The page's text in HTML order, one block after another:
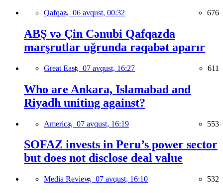
Qafqaz, 06 avqust, 00:32 676
ABŞ və Çin Cənubi Qafqazda
marşrutlar uğrunda rəqabət aparır
Great East, 07 avqust, 16:27 611
Who are Ankara, Islamabad and
Riyadh uniting against?
America, 07 avqust, 16:19 553
SOFAZ invests in Peru’s power sector
but does not disclose deal value
Media Review, 07 avqust, 16:10 532